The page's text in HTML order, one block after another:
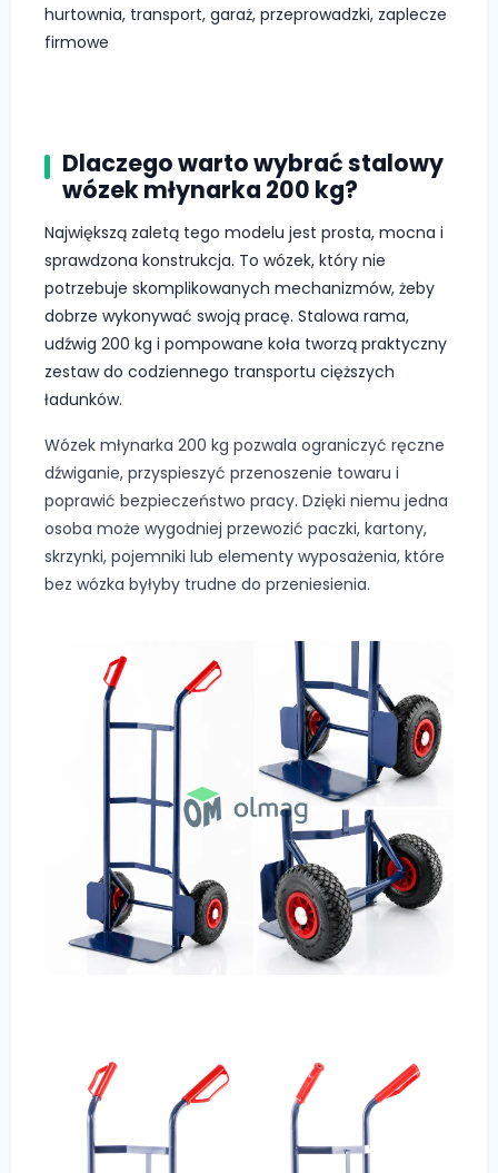
hurtownia, transport, garaż, przeprowadzki, zaplecze
firmowe
Dlaczego warto wybrać stalowy
wózek młynarka 200 kg?
Największą zaletą tego modelu jest prosta, mocna i
sprawdzona konstrukcja. To wózek, który nie
potrzebuje skomplikowanych mechanizmów, żeby
dobrze wykonywać swoją pracę. Stalowa rama,
udźwig 200 kg i pompowane koła tworzą praktyczny
zestaw do codziennego transportu cięższych
ładunków.
Wózek młynarka 200 kg pozwala ograniczyć ręczne
dźwiganie, przyspieszyć przenoszenie towaru i
poprawić bezpieczeństwo pracy. Dzięki niemu jedna
osoba może wygodniej przewozić paczki, kartony,
skrzynki, pojemniki lub elementy wyposażenia, które
bez wózka byłyby trudne do przeniesienia.